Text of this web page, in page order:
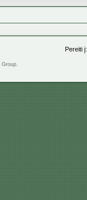
Pereiti į: